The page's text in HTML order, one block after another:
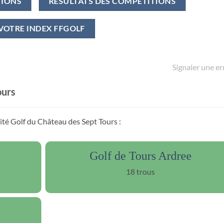
INDEX FFGOLF
Signaler une
Golf du Château des Sept Tours :
Golf de Tours Ardree
18 trous